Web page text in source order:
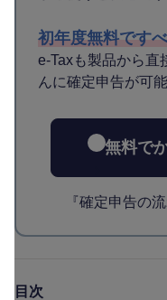
初年度無料です
e-Taxも製品から直
んに確定申告が可
無料で
『確定申告の
目次